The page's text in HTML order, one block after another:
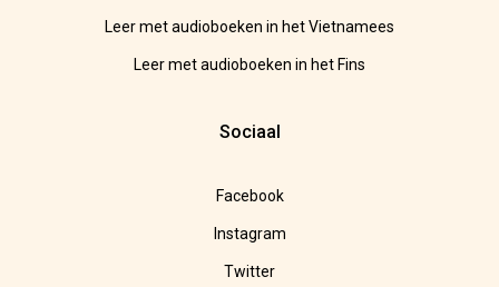
Leer met audioboeken in het Vietnamees
Leer met audioboeken in het Fins
Sociaal
Facebook
Instagram
Twitter